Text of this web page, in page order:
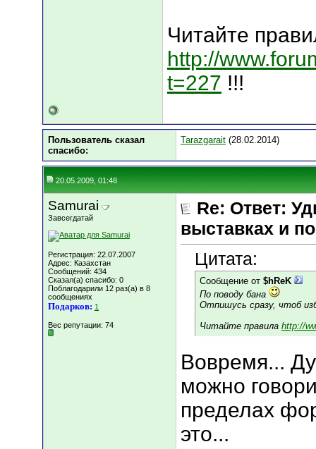
Читайте
http://
t=227 !!!
Пользователь сказал
cпасибо:
Tarazgarait (28.02.2014)
20.05.2009, 01:48
Samurai
Завсегдатай
Регистрация: 22.07.2007
Адрес: Казахстан
Сообщений: 434
Сказал(а) спасибо: 0
Поблагодарили 12 раз(а) в 8
сообщениях
Подарков: 1
Вес репутации: 74
Re: Ответ:
выставках и
Цитата:
Сообщение от $hReK
По поводу бана
Отпишусь сразу, чтоб
Читайте правила http://
Вовремя...
можно
пределах
это...